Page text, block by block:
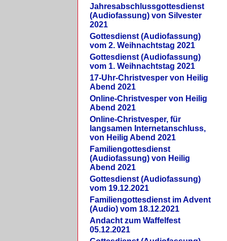
Jahresabschlussgottesdienst
(Audiofassung) von Silvester
2021
Gottesdienst (Audiofassung)
vom 2. Weihnachtstag 2021
Gottesdienst (Audiofassung)
vom 1. Weihnachtstag 2021
17-Uhr-Christvesper von Heilig
Abend 2021
Online-Christvesper von Heilig
Abend 2021
Online-Christvesper, für
langsamen Internetanschluss,
von Heilig Abend 2021
Familiengottesdienst
(Audiofassung) von Heilig
Abend 2021
Gottesdienst (Audiofassung)
vom 19.12.2021
Familiengottesdienst im Advent
(Audio) vom 18.12.2021
Andacht zum Waffelfest
05.12.2021